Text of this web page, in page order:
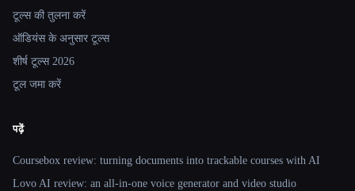
टूल्स की तुलना करें
ऑडियंस के अनुसार टूल्स
शीर्ष टूल्स 2026
टूल जमा करें
पढ़ें
Coursebox review: turning documents into trackable courses with AI
Lovo AI review: an all-in-one voice generator and video studio